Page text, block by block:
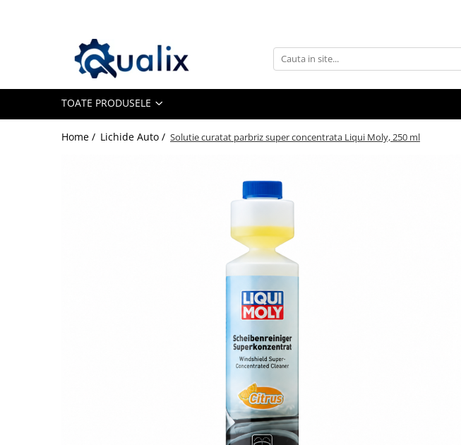
Toate Produsele
Antigel
Solutii Parbriz
TOATE PRODUSELE
Home / Lichide Auto / Solutie curatat parbriz super concentrata Liqui Moly, 250 ml